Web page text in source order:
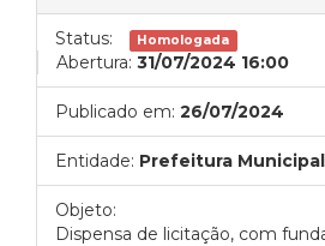
Status: Homologada
Abertura: 31/07/2024 16:00
Publicado em: 26/07/2024
Entidade: Prefeitura
Objeto:
Dispensa de licitação, com